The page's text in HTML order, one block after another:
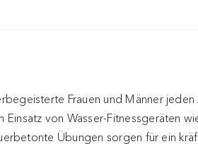
Frauen und Männer jeden
von Wasser-Fitnessgeräten
Übungen sorgen für ein